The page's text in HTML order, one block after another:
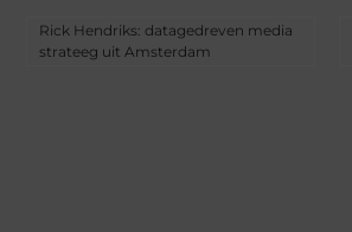
Rick Hendriks: datagedreven media
strateeg uit Amsterdam